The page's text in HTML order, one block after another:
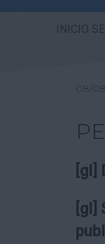
INICIO
08/
[gl]
[gl]